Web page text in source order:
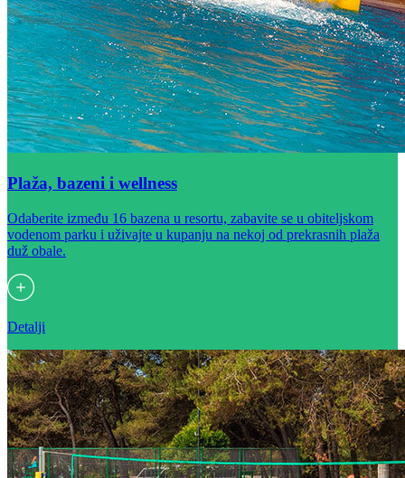
Plaža, bazeni i wellness
Odaberite između 16 bazena u resortu, zabavite se u obiteljskom
vodenom parku i uživajte u kupanju na nekoj od prekrasnih plaža
duž obale.
Detalji